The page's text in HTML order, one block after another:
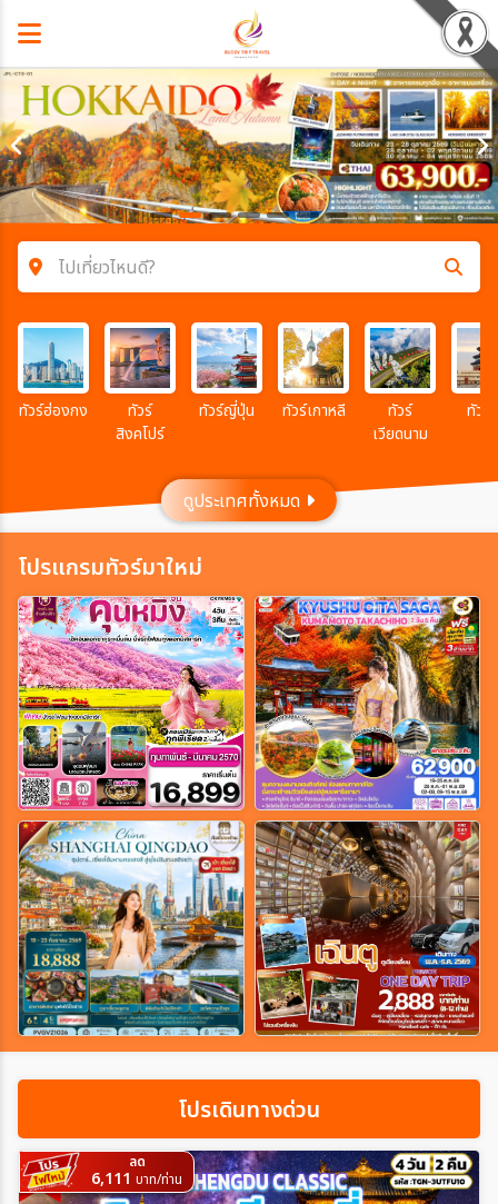
ไปเที่ยวไหนดี?
ค้นหาโปรแกรมทัวร์
คำค้นหา
เมือง
สายการบิน
ตั้งแต่วันที่
ถึงวันที่
เฉพาะเดือน
เฉพาะเทศกาล
ระหว่าง
ทัวร์ฮ่องกง
ทัวร์
สิงคโปร์
ทัวร์ญี่ปุ่น ทัวร์เกาหลี
ทัวร์
เวียดนาม
ทัวร์
ดูประเทศทั้งหมด
โปรแกรมทัวร์มาใหม่
โปรเดินทางด่วน
ลด
6,111 บาท/ท่าน